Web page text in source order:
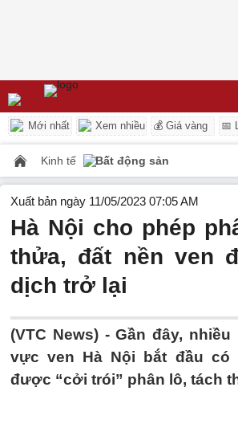
Mới nhất Xem nhiều 💰 Giá vàng 📅
Kinh tế Bất động sản
Xuất bản ngày 11/05/2023 07:05 AM
Hà Nội cho phép
thửa, đất nền ven
dịch trở lại
(VTC News) -Gần đây,
vực ven Hà Nội bắt đầu có
được “cởi trói” phân lô, tách